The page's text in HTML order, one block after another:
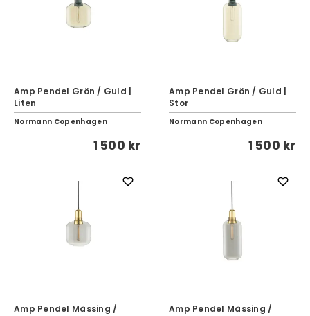
Amp Pendel Grön / Guld |
Liten
Normann Copenhagen
1 500 kr
Amp Pendel Grön / Guld |
Stor
Normann Copenhagen
1 500 kr
Amp Pendel Mässing /
Amp Pendel Mässing /